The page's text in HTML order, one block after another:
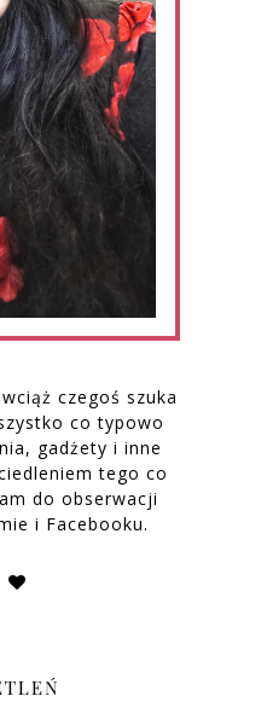
czegoś szuka
co typowo
gadżety i inne
tego co
do obserwacji
i Facebooku.